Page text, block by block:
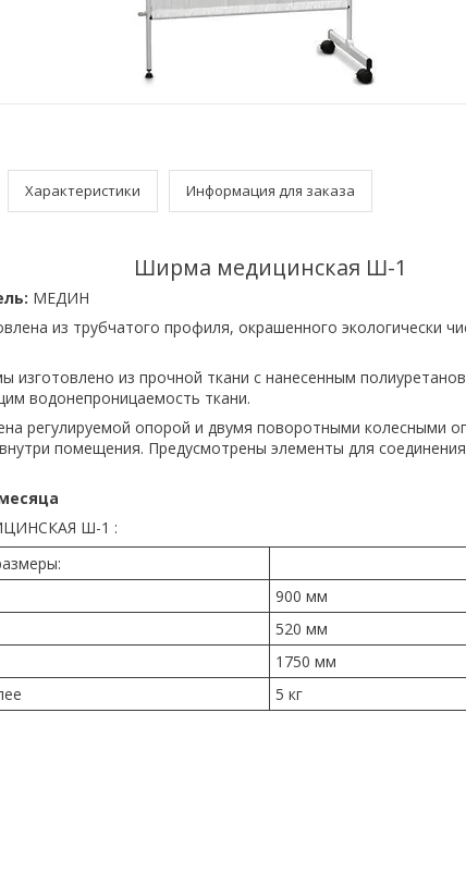
Характеристики Информация для заказа
Ширма медицинская Ш-1
МЕДИН
из трубчатого профиля, окрашенного экологически
изготовлено из прочной ткани с нанесенным
водонепроницаемость ткани.
регулируемой опорой и двумя поворотными колесными
помещения. Предусмотрены элементы для
Ш-1 :
900 мм
520 мм
1750 мм
5 кг